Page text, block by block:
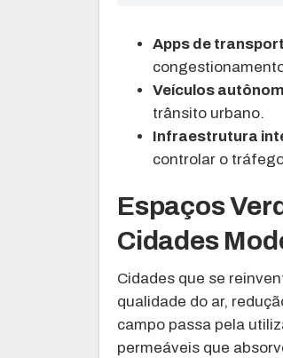
Apps de
Veículos
trânsito urbano.
Infraestrutura
controlar o
Espaços
Cidades
Cidades que se
qualidade do ar,
campo passa pela
permeáveis que